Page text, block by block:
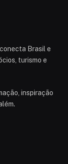
Brasil e
turismo e
inspiração